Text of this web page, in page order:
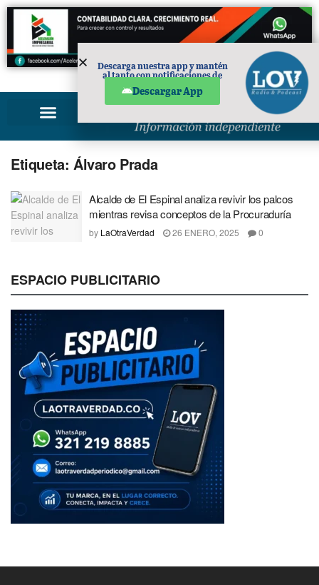
PUBLICIDAD
Etiqueta: Álvaro Prada
Alcalde de El Espinal analiza revivir los palcos
mientras revisa conceptos de la Procuraduría
by LaOtraVerdad 26 ENERO, 2025 0
ESPACIO PUBLICITARIO
Descarga nuestra app y mantén
al tanto con notificaciones de
Descargar App